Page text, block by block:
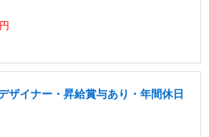
ザイナー・昇給賞与あり・年間休日